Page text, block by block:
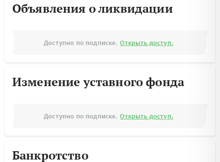
Объявления о ликвидации
Доступно по подписке. Открыть доступ.
Изменение уставного фонда
Доступно по подписке. Открыть доступ.
Банкротство